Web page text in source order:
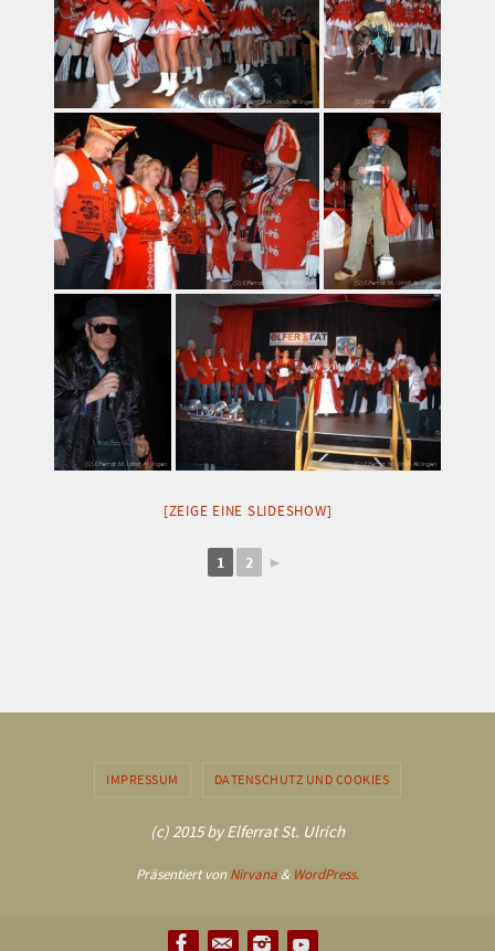
[ZEIGE EINE SLIDESHOW]
1 2 ►
IMPRESSUM DATENSCHUTZ UND COOKIES
(c) 2015 by Elferrat St. Ulrich
Präsentiert vonNirvana & WordPress.